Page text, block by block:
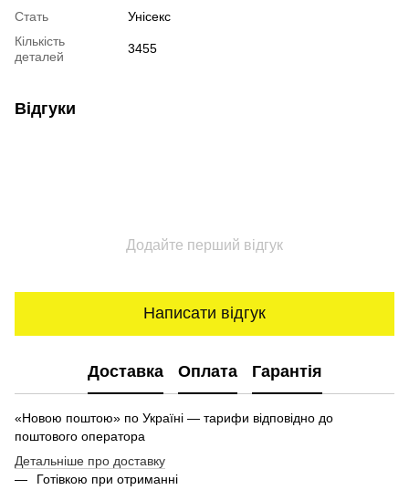
Стать
Унісекс
Кількість
деталей
3455
Відгуки
Додайте перший відгук
Написати відгук
Доставка Оплата Гарантія
«Новою поштою» по Україні — тарифи відповідно до
поштового оператора
Детальніше про доставку
Готівкою при отриманні